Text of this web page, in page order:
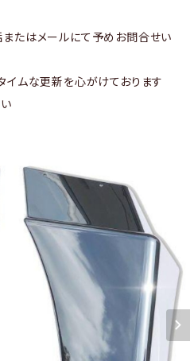
たはメールにて予めお問合せい
イムな更新を心がけております